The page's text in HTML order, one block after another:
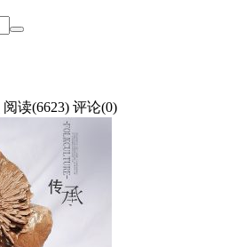
阅读(6623) 评论(0)